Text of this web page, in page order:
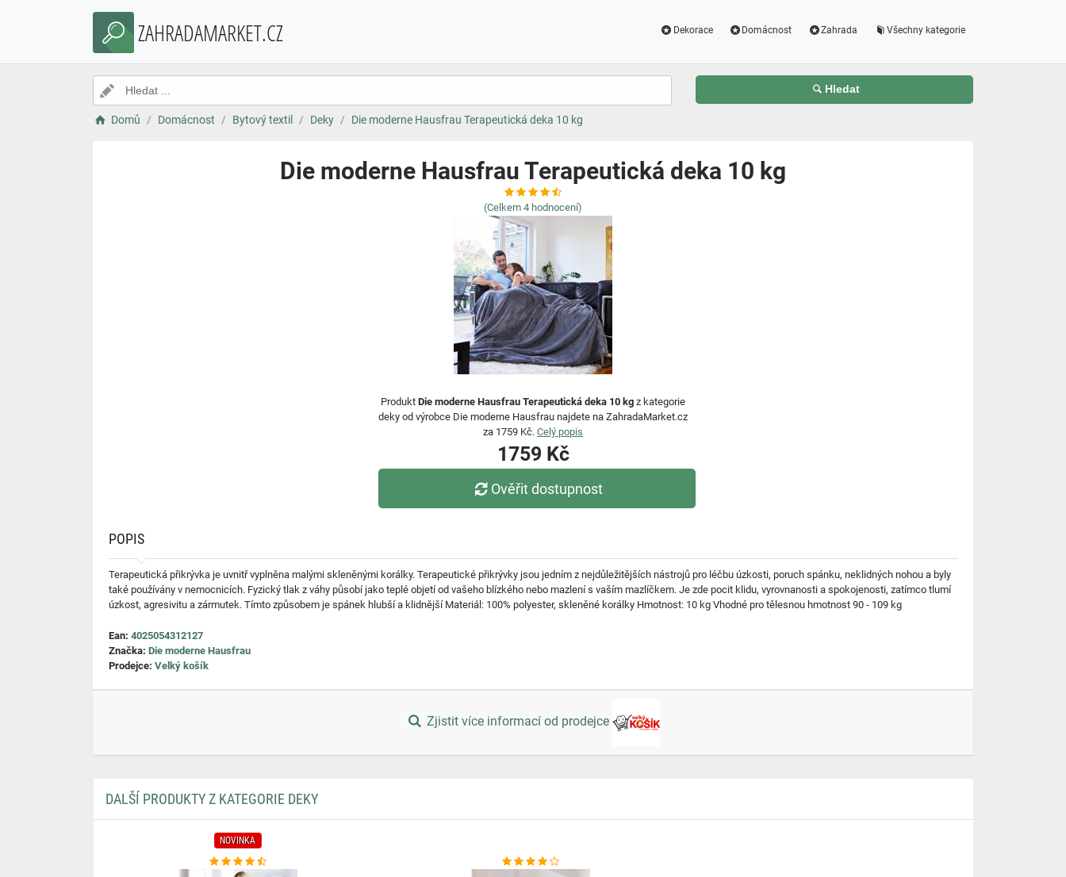
ZAHRADAMARKET.CZ Dekorace Domácnost Zahrada Všechny kategorie
Hledat
Domů Domácnost Bytový textil Deky Die moderne Hausfrau Terapeutická deka 10 kg
Die moderne Hausfrau Terapeutická deka 10 kg
(Celkem 4 hodnocení)
Produkt Die moderne Hausfrau Terapeutická deka 10 kg z kategorie
deky od výrobce Die moderne Hausfrau najdete na ZahradaMarket.cz
za 1759 Kč. Celý popis
1759 Kč
Ověřit dostupnost
POPIS
Terapeutická přikrývka je uvnitř vyplněna malými skleněnými korálky. Terapeutické přikrývky jsou jedním z nejdůležitějších nástrojů pro léčbu úzkosti, poruch spánku, neklidných nohou a byly
také používány v nemocnicích. Fyzický tlak z váhy působí jako teplé objetí od vašeho blízkého nebo mazlení s vaším mazlíčkem. Je zde pocit klidu, vyrovnanosti a spokojenosti, zatímco tlumí
úzkost, agresivitu a zármutek. Tímto způsobem je spánek hlubší a klidnější Materiál: 100% polyester, skleněné korálky Hmotnost: 10 kg Vhodné pro tělesnou hmotnost 90 - 109 kg
Ean: 4025054312127
Značka: Die moderne Hausfrau
Prodejce: Velký košík
Zjistit více informací od prodejce
DALŠÍ PRODUKTY Z KATEGORIE DEKY
NOVINKA